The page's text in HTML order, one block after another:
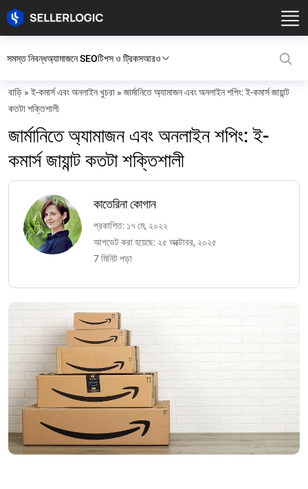
সমস্ত নিবন্ধঅ্যামাজনে SEOটিপস ও ট্রিকসআরও
বাড়ি »ই-কমার্স এবং অনলাইন খুচরা » জার্মানিতে অ্যামাজন এবং অনলাইন শপিং: ই-কমার্স জায়ান্ট
কতটা শক্তিশালী
জার্মানিতে অ্যামাজন এবং অনলাইন শপিং: ই-
কমার্স জায়ান্ট কতটা শক্তিশালী
কাতেরিনা কোগান
প্রকাশিত: ১৭ মে, ২০২২
আপডেট করা হয়েছে: ২৫ অক্টোবর, ২০২৫
7 মিনিট পড়া